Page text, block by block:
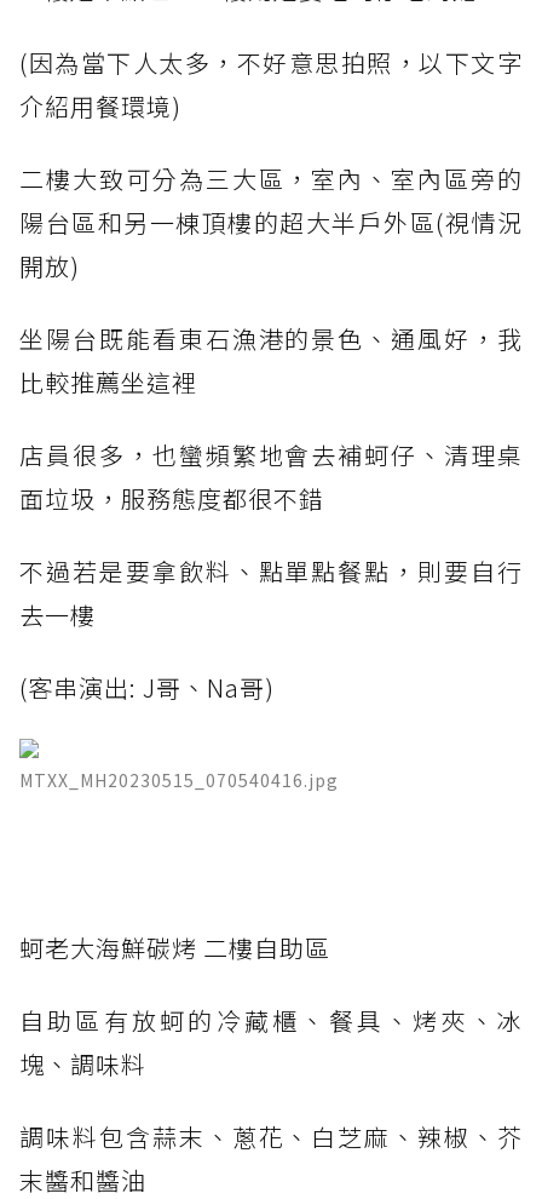
(因為當下人太多，不好意思拍照，以下文字
介紹用餐環境)
二樓大致可分為三大區，室內、室內區旁的
陽台區和另一棟頂樓的超大半戶外區(視情況
開放)
坐陽台既能看東石漁港的景色、通風好，我
比較推薦坐這裡
店員很多，也蠻頻繁地會去補蚵仔、清理桌
面垃圾，服務態度都很不錯
不過若是要拿飲料、點單點餐點，則要自行
去一樓
(客串演出: J哥、Na哥)
MTXX_MH20230515_070540416.jpg
蚵老大海鮮碳烤 二樓自助區
自助區有放蚵的冷藏櫃、餐具、烤夾、冰
塊、調味料
調味料包含蒜末、蔥花、白芝麻、辣椒、芥
末醬和醬油